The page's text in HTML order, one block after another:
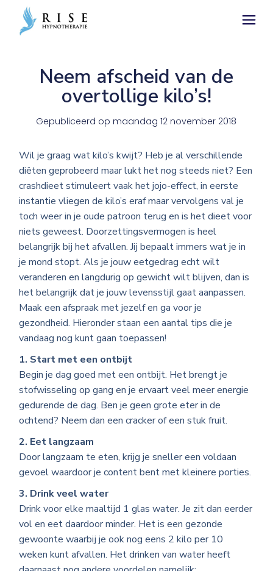
Neem afscheid van de
overtollige kilo’s!
Gepubliceerd op maandag 12 november 2018
Wil je graag wat kilo’s kwijt? Heb je al verschillende
diëten geprobeerd maar lukt het nog steeds niet? Een
crashdieet stimuleert vaak het jojo-effect, in eerste
instantie vliegen de kilo’s eraf maar vervolgens val je
toch weer in je oude patroon terug en is het dieet voor
niets geweest. Doorzettingsvermogen is heel
belangrijk bij het afvallen. Jij bepaalt immers wat je in
je mond stopt. Als je jouw eetgedrag echt wilt
veranderen en langdurig op gewicht wilt blijven, dan is
het belangrijk dat je jouw levensstijl gaat aanpassen.
Maak een afspraak met jezelf en ga voor je
gezondheid. Hieronder staan een aantal tips die je
vandaag nog kunt gaan toepassen!
1. Start met een ontbijt
Begin je dag goed met een ontbijt. Het brengt je
stofwisseling op gang en je ervaart veel meer energie
gedurende de dag. Ben je geen grote eter in de
ochtend? Neem dan een cracker of een stuk fruit.
2. Eet langzaam
Door langzaam te eten, krijg je sneller een voldaan
gevoel waardoor je content bent met kleinere porties.
3. Drink veel water
Drink voor elke maaltijd 1 glas water. Je zit dan eerder
vol en eet daardoor minder. Het is een gezonde
gewoonte waarbij je ook nog eens 2 kilo per 10
weken kunt afvallen. Het drinken van water heeft